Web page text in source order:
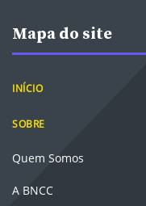
Mapa do site
INÍCIO
SOBRE
Quem Somos
A BNCC